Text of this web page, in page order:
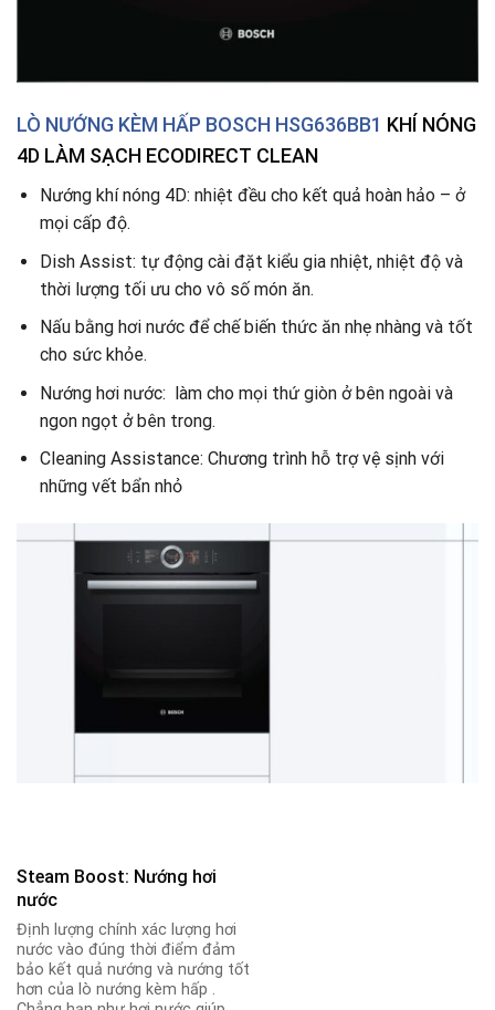
LÒ NƯỚNG KÈM HẤP BOSCH HSG636BB1 KHÍ NÓNG
4D LÀM SẠCH ECODIRECT CLEAN
Nướng khí nóng 4D: nhiệt đều cho kết quả hoàn hảo – ở
mọi cấp độ.
Dish Assist: tự động cài đặt kiểu gia nhiệt, nhiệt độ và
thời lượng tối ưu cho vô số món ăn.
Nấu bằng hơi nước để chế biến thức ăn nhẹ nhàng và tốt
cho sức khỏe.
Nướng hơi nước: làm cho mọi thứ giòn ở bên ngoài và
ngon ngọt ở bên trong.
Cleaning Assistance: Chương trình hỗ trợ vệ sịnh với
những vết bẩn nhỏ
Steam Boost: Nướng hơi
nước
Định lượng chính xác lượng hơi
nước vào đúng thời điểm đảm
bảo kết quả nướng và nướng tốt
hơn của lò nướng kèm hấp .